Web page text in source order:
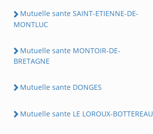
Mutuelle sante SAINT-ETIENNE-DE-
MONTLUC
Mutuelle sante MONTOIR-DE-
BRETAGNE
Mutuelle sante DONGES
Mutuelle sante LE LOROUX-BOTTEREAU